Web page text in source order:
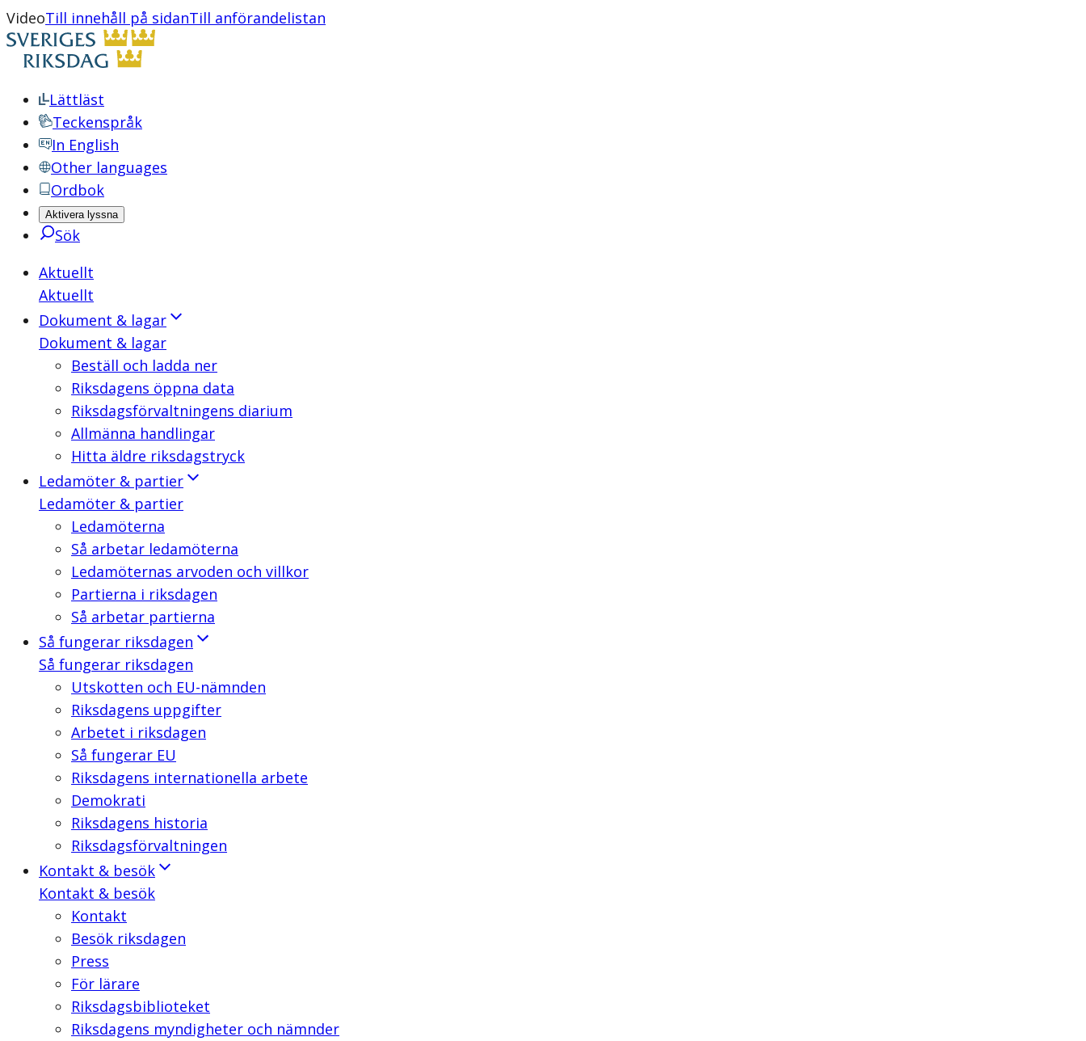
VideoTill innehåll på sidanTill anförandelistan
Lättläst
Teckenspråk
In English
Other languages
Ordbok
Aktivera lyssna
Sök
Aktuellt
Aktuellt
Dokument & lagar
Dokument & lagar
Beställ och ladda ner
Riksdagens öppna data
Riksdagsförvaltningens diarium
Allmänna handlingar
Hitta äldre riksdagstryck
Ledamöter & partier
Ledamöter & partier
Ledamöterna
Så arbetar ledamöterna
Ledamöternas arvoden och villkor
Partierna i riksdagen
Så arbetar partierna
Så fungerar riksdagen
Så fungerar riksdagen
Utskotten och EU-nämnden
Riksdagens uppgifter
Arbetet i riksdagen
Så fungerar EU
Riksdagens internationella arbete
Demokrati
Riksdagens historia
Riksdagsförvaltningen
Kontakt & besök
Kontakt & besök
Kontakt
Besök riksdagen
Press
För lärare
Riksdagsbiblioteket
Riksdagens myndigheter och nämnder